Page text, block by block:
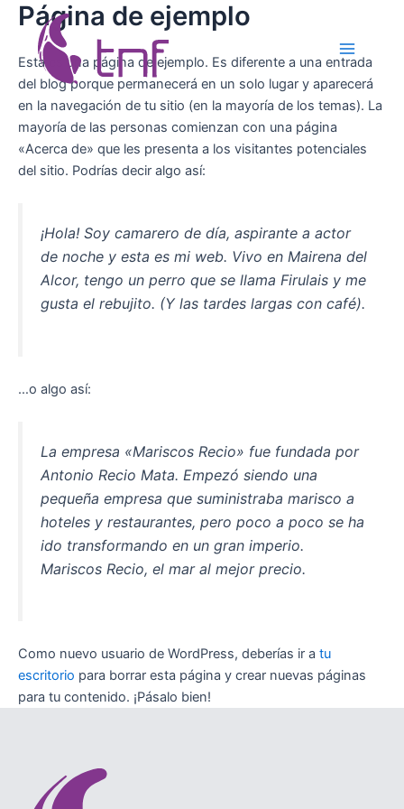
contenido
Main
Menu
Página de ejemplo
Esta es una página de ejemplo. Es diferente a una entrada
del blog porque permanecerá en un solo lugar y aparecerá
en la navegación de tu sitio (en la mayoría de los temas). La
mayoría de las personas comienzan con una página
«Acerca de» que les presenta a los visitantes potenciales
del sitio. Podrías decir algo así:
¡Hola! Soy camarero de día, aspirante a actor
de noche y esta es mi web. Vivo en Mairena del
Alcor, tengo un perro que se llama Firulais y me
gusta el rebujito. (Y las tardes largas con café).
…o algo así:
La empresa «Mariscos Recio» fue fundada por
Antonio Recio Mata. Empezó siendo una
pequeña empresa que suministraba marisco a
hoteles y restaurantes, pero poco a poco se ha
ido transformando en un gran imperio.
Mariscos Recio, el mar al mejor precio.
Como nuevo usuario de WordPress, deberías ir a tu
escritorio para borrar esta página y crear nuevas páginas
para tu contenido. ¡Pásalo bien!